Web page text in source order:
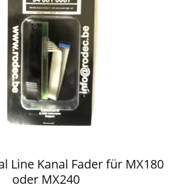
Line Kanal Fader für MX180
oder MX240